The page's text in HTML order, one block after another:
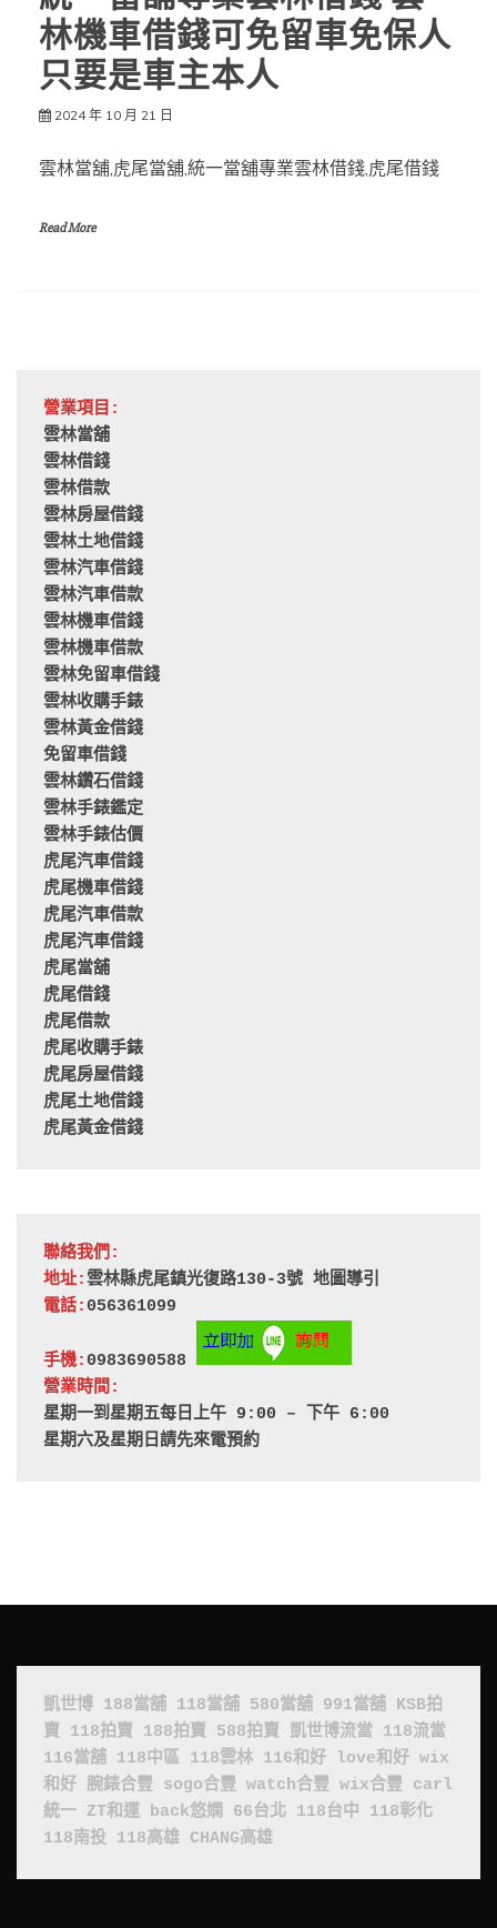
林機車借錢可免留車免保人
只要是車主本人
2024 年 10 月 21 日
雲林當舖,虎尾當舖,統一當舖專業雲林借錢,虎尾借錢
Read More
營業項目:
雲林當舖
雲林借錢
雲林借款
雲林房屋借錢
雲林土地借錢
雲林汽車借錢
雲林汽車借款
雲林機車借錢
雲林機車借款
雲林免留車借錢
雲林收購手錶
雲林黃金借錢
免留車借錢
雲林鑽石借錢
雲林手錶鑑定
雲林手錶估價
虎尾汽車借錢
虎尾機車借錢
虎尾汽車借款
虎尾汽車借錢
虎尾當舖
虎尾借錢
虎尾借款
虎尾收購手錶
虎尾房屋借錢
虎尾土地借錢
虎尾黃金借錢
聯絡我們:
地址:雲林縣虎尾鎮光復路130-3號 地圖導引
電話: 056361099
手機: 0983690588
營業時間:
星期一到星期五每日上午 9:00 – 下午 6:00
星期六及星期日請先來電預約
凱世博 188當舖 118當舖 580當舖 991當舖 KSB拍
賣
118拍賣 188拍賣 588拍賣 凱世博流當 118流當
116當舖 118中區 118雲林 116和好 love和好 wix
和好
腕錶合豐 sogo合豐 watch合豐 wix合豐 carl
統一 ZT和運 back悠嫻 66台北 118台中
118彰化
118南投 118高雄 CHANG高雄